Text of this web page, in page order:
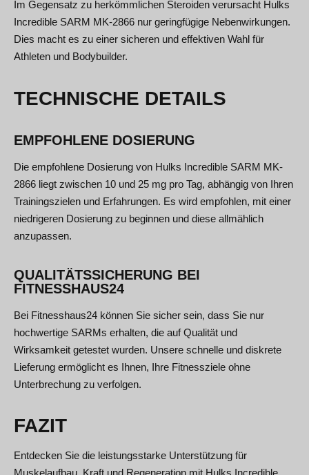
Im Gegensatz zu herkömmlichen Steroiden verursacht Hulks
Incredible SARM MK-2866 nur geringfügige Nebenwirkungen.
Dies macht es zu einer sicheren und effektiven Wahl für
Athleten und Bodybuilder.
TECHNISCHE DETAILS
EMPFOHLENE DOSIERUNG
Die empfohlene Dosierung von Hulks Incredible SARM MK-
2866 liegt zwischen 10 und 25 mg pro Tag, abhängig von Ihren
Trainingszielen und Erfahrungen. Es wird empfohlen, mit einer
niedrigeren Dosierung zu beginnen und diese allmählich
anzupassen.
QUALITÄTSSICHERUNG BEI
FITNESSHAUS24
Bei Fitnesshaus24 können Sie sicher sein, dass Sie nur
hochwertige SARMs erhalten, die auf Qualität und
Wirksamkeit getestet wurden. Unsere schnelle und diskrete
Lieferung ermöglicht es Ihnen, Ihre Fitnessziele ohne
Unterbrechung zu verfolgen.
FAZIT
Entdecken Sie die leistungsstarke Unterstützung für